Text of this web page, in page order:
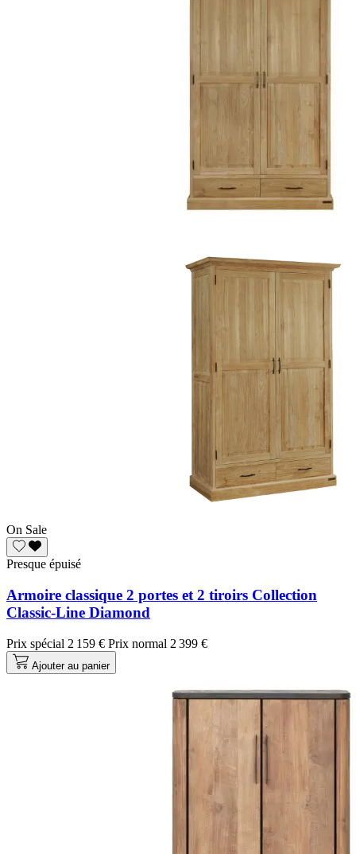
On Sale
Presque épuisé
Armoire classique 2 portes et 2 tiroirs Collection
Classic-Line Diamond
Prix spécial 2 159 € Prix normal 2 399 €
Ajouter au panier